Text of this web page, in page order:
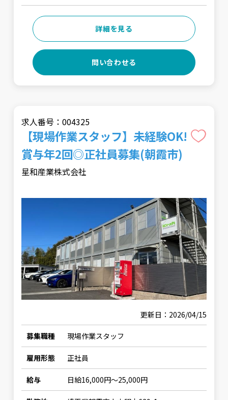
詳細を見る
問い合わせる
求人番号：004325
【現場作業スタッフ】未経験OK!
賞与年2回◎正社員募集(朝霞市)
星和産業株式会社
更新日：2026/04/15
募集職種 現場作業スタッフ
雇用形態 正社員
給与 日給16,000円〜25,000円